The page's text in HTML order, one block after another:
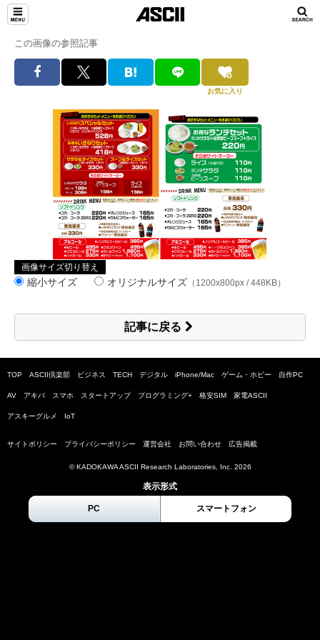
この画像の参照記事
お気に入り
画像サイズ切り替え
縮小サイズ オリジナルサイズ （1200x800px / 448KB）
記事に戻る
TOP ASCII倶楽部 ビジネス TECH デジタル iPhone/Mac ゲーム・ホビー 自作PC
AV アキバ スマホ スタートアップ プログラミング+ 格安SIM 家電ASCII
アスキーグルメ IoT
サイトポリシー プライバシーポリシー 運営会社 お問い合わせ 広告掲載
© KADOKAWA ASCII Research Laboratories, Inc. 2026
表示形式
PC スマートフォン